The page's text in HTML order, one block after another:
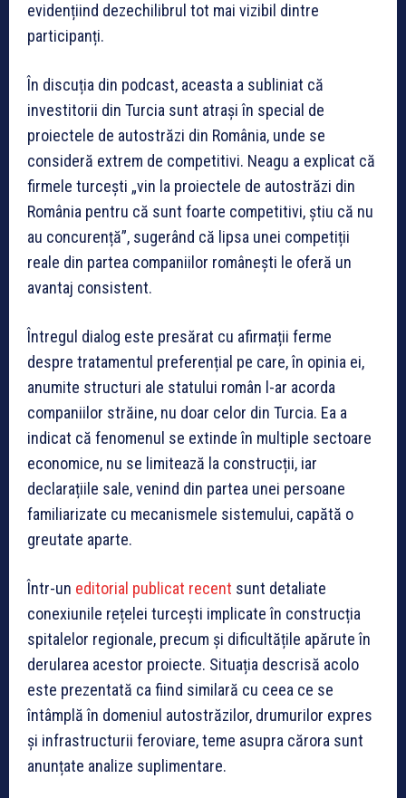
evidențiind dezechilibrul tot mai vizibil dintre
participanți.
În discuția din podcast, aceasta a subliniat că
investitorii din Turcia sunt atrași în special de
proiectele de autostrăzi din România, unde se
consideră extrem de competitivi. Neagu a explicat că
firmele turcești „vin la proiectele de autostrăzi din
România pentru că sunt foarte competitivi, știu că nu
au concurență”, sugerând că lipsa unei competiții
reale din partea companiilor românești le oferă un
avantaj consistent.
Întregul dialog este presărat cu afirmații ferme
despre tratamentul preferențial pe care, în opinia ei,
anumite structuri ale statului român l-ar acorda
companiilor străine, nu doar celor din Turcia. Ea a
indicat că fenomenul se extinde în multiple sectoare
economice, nu se limitează la construcții, iar
declarațiile sale, venind din partea unei persoane
familiarizate cu mecanismele sistemului, capătă o
greutate aparte.
Într-un editorial publicat recent sunt detaliate
conexiunile rețelei turcești implicate în construcția
spitalelor regionale, precum și dificultățile apărute în
derularea acestor proiecte. Situația descrisă acolo
este prezentată ca fiind similară cu ceea ce se
întâmplă în domeniul autostrăzilor, drumurilor expres
și infrastructurii feroviare, teme asupra cărora sunt
anunțate analize suplimentare.